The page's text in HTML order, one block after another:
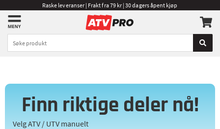
Raske leveranser | Frakt fra 79 kr | 30 dagers åpent kjøp
Finn riktige deler nå!
Velg ATV / UTV manuelt